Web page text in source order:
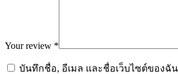
Your review *
บันทึกชื่อ, อีเมล และชื่อเว็บไซต์ของฉั